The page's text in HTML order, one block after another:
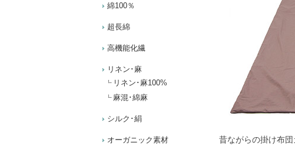
綿100％
超長綿
高機能化繊
リネン･麻
リネン･麻100%
麻混･綿麻
シルク･絹
オーガニック素材 昔ながらの掛け布